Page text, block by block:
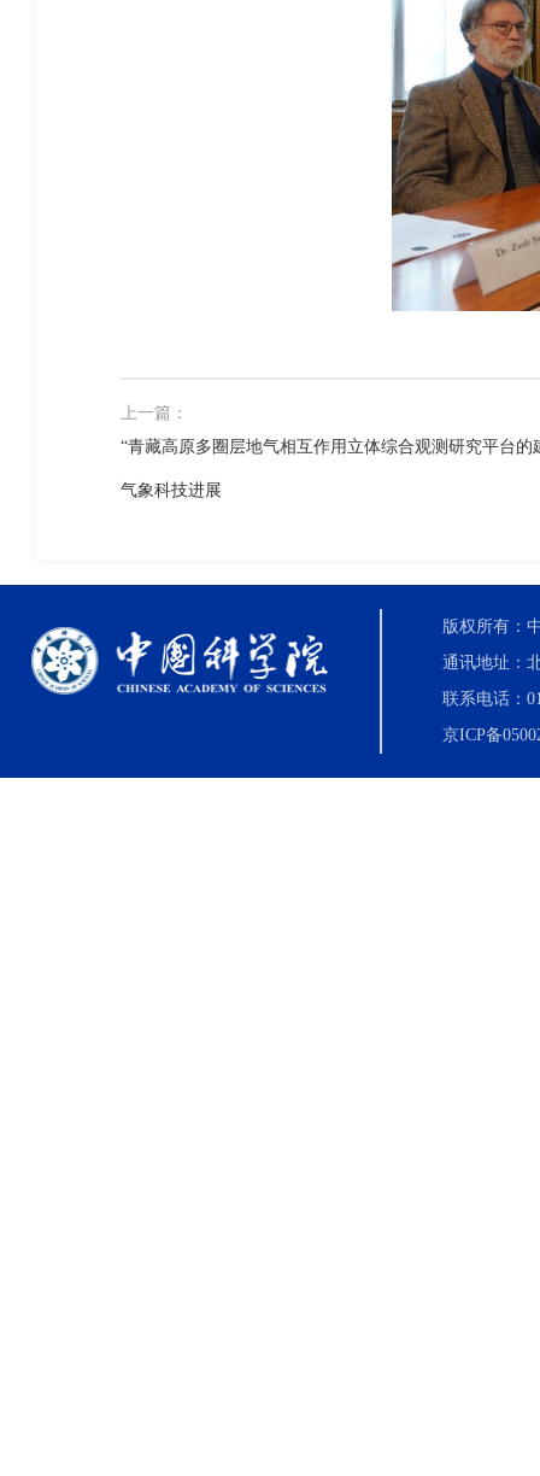
上一篇：
“青藏高原多圈层地气相互作用立体综合观测研究平台的
气象科技进展
版权所有：
通讯地址：
联系电话：
京ICP备